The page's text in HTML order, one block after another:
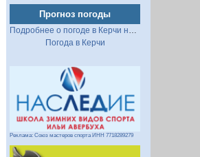
Прогноз погоды
Подробнее о погоде в Керчи на 2 недели
Погода в Керчи
Реклама: Союз мастеров спорта ИНН 7718289279